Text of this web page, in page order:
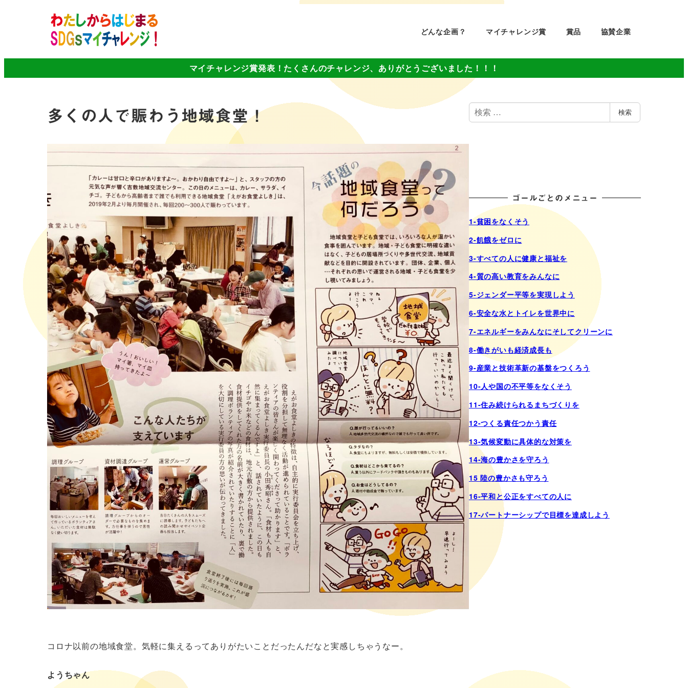
どんな企画？ マイチャレンジ賞 賞品 協賛企業
マイチャレンジ賞発表！たくさんのチャレンジ、ありがとうございました！！！
多くの人で賑わう地域食堂！
コロナ以前の地域食堂。気軽に集えるってありがたいことだったんだなと実感しちゃうなー。
ようちゃん
検
索
検索
ゴールごとのメニュー
1-貧困をなくそう
2-飢餓をゼロに
3-すべての人に健康と福祉を
4-質の高い教育をみんなに
5-ジェンダー平等を実現しよう
6-安全な水とトイレを世界中に
7-エネルギーをみんなにそしてクリーンに
8-働きがいも経済成長も
9-産業と技術革新の基盤をつくろう
10-人や国の不平等をなくそう
11-住み続けられるまちづくりを
12-つくる責任つかう責任
13-気候変動に具体的な対策を
14-海の豊かさを守ろう
15 陸の豊かさも守ろう
16-平和と公正をすべての人に
17-パートナーシップで目標を達成しよう